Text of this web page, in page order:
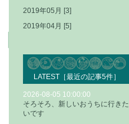
2019年05月 [3]
2019年04月 [5]
LATEST［最近の記事5件］
2026-08-05 10:00:00
そろそろ、新しいおうちに行きた
いです